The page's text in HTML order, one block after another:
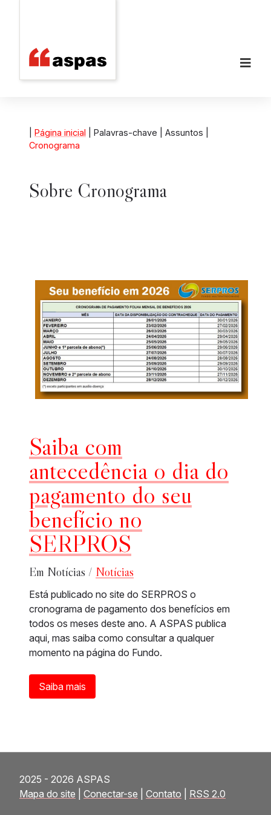
Página inicial | Palavras-chave | Assuntos |
Cronograma
Sobre Cronograma
Saiba com
antecedência o dia do
pagamento do seu
benefício no
SERPROS
Em Notícias / Notícias
Está publicado no site do SERPROS o
cronograma de pagamento dos benefícios em
todos os meses deste ano. A ASPAS publica
aqui, mas saiba como consultar a qualquer
momento na página do Fundo.
Saiba mais
2025 - 2026 ASPAS
Mapa do site
Conectar-se Contato RSS 2.0